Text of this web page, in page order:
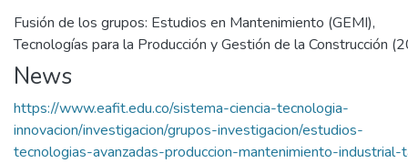
Fusión de los grupos: Estudios en Mantenimiento (GEMI),
Tecnologías para la Producción y Gestión de la Construcción
News
https://www.eafit.edu.co/sistema-ciencia-tecnologia-
innovacion/investigacion/grupos-investigacion/estudios-
tecnologias-avanzadas-produccion-mantenimiento-industrial-